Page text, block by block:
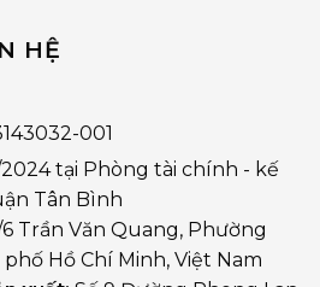
HỆ
001
2024 tại Phòng tài chính - kế
Tân Bình
6 Trần Văn Quang, Phường
Hồ Chí Minh, Việt Nam